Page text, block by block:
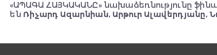
«ԱՊԱԳԱ ՀԱՅԿԱԿԱՆԸ» նախաձեռնությունը
են Ռիչարդ Ազարնիան, Արթուր Ալավերդյանը,